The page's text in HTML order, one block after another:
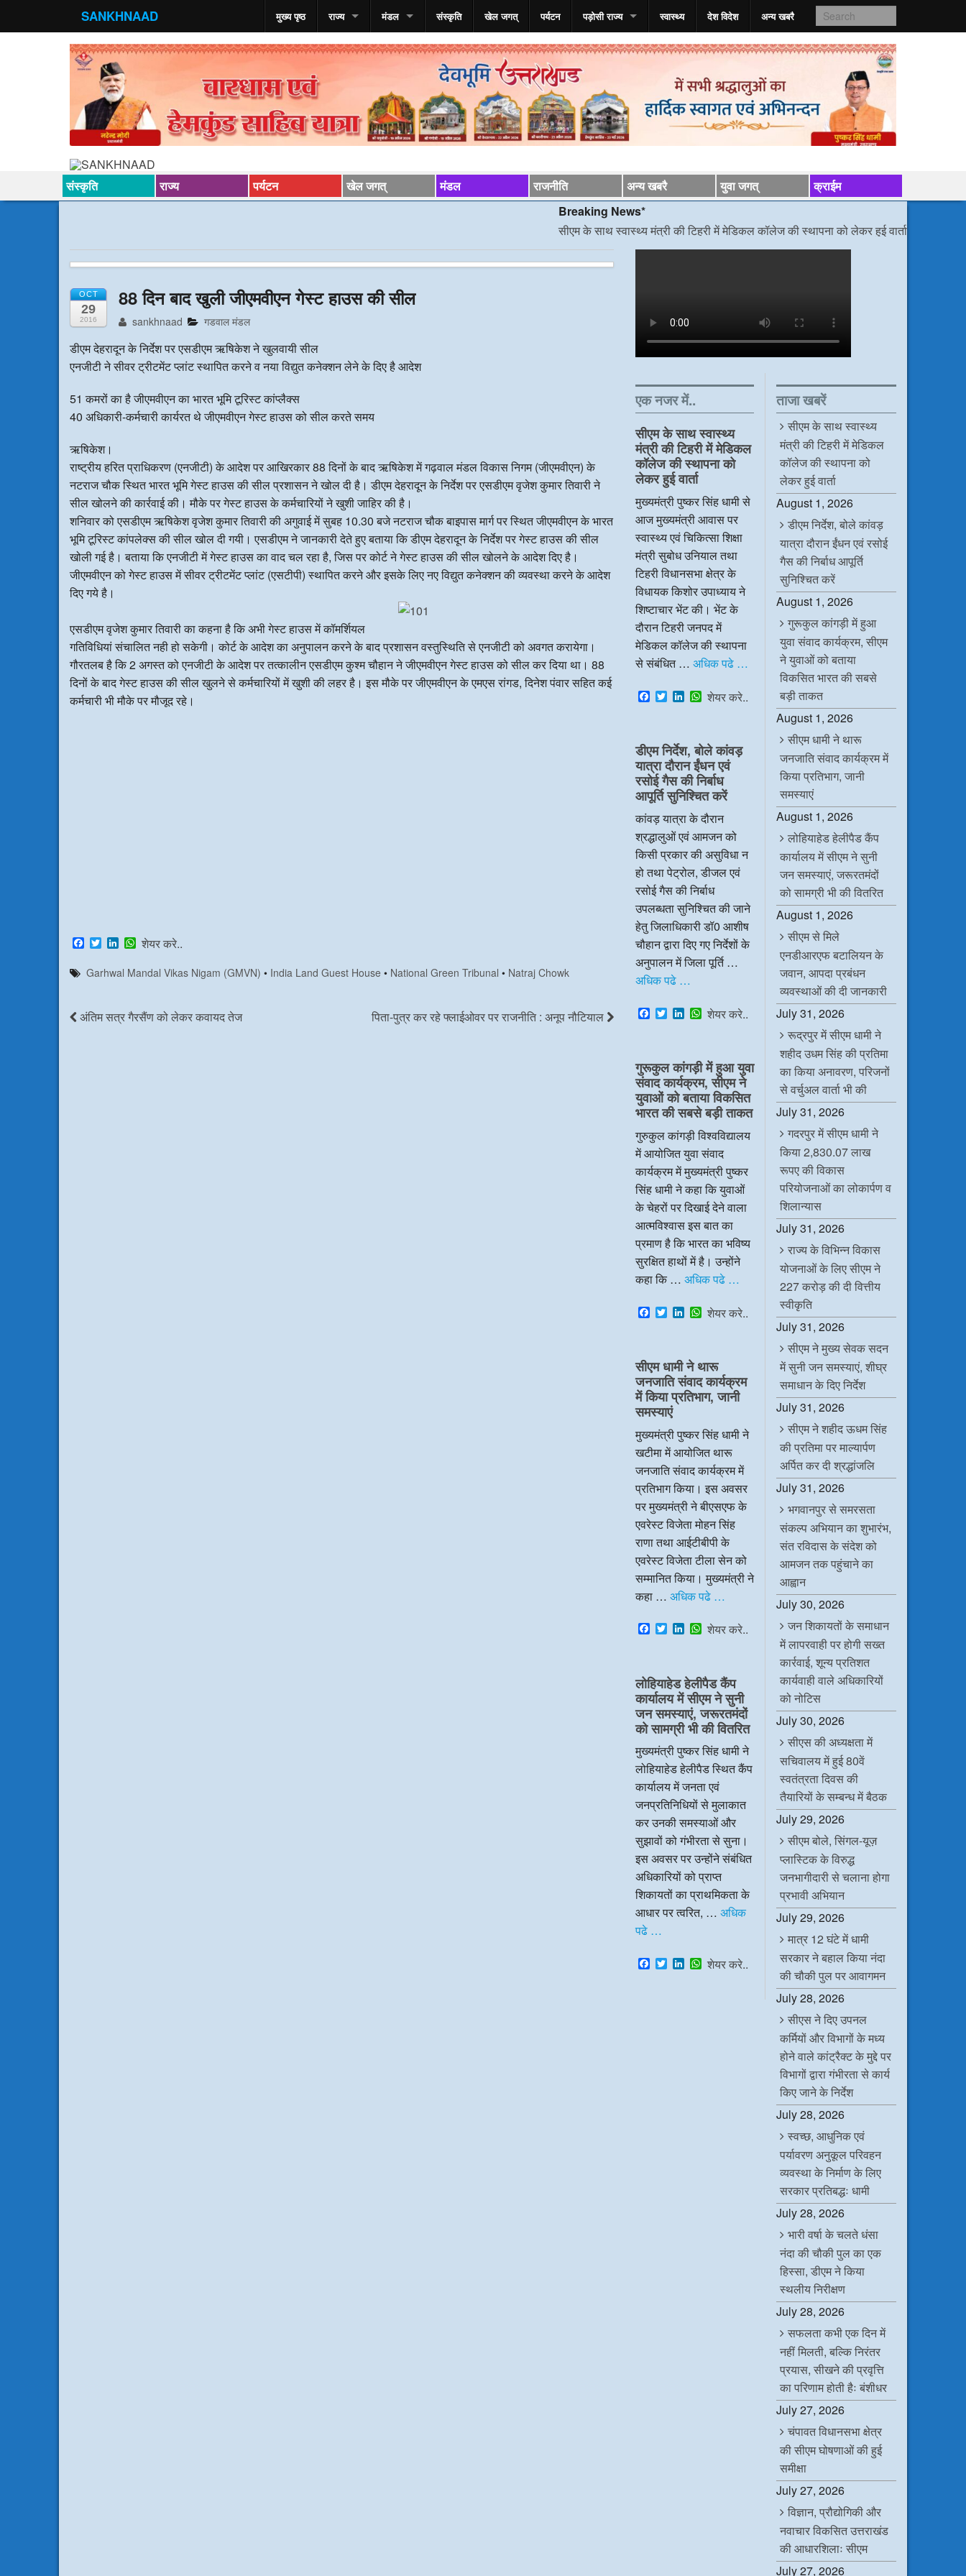
SANKHNAAD मुख्य पृष्ठ राज्य मंडल संस्कृति खेल जगत् पर्यटन पड़ोसी राज्य स्वास्‍थ्य देश विदेश अन्य खबरै
संस्कृति राज्य पर्यटन खेल जगत् मंडल राजनीति अन्य खबरै युवा जगत्
क्राईम
Breaking News*
सीएम के साथ स्वास्थ्य मंत्री की टिहरी में मेडिकल कॉलेज की स्थापना को लेकर हुई वार्ता/*/डीएम निर्देश, बोले
OCT
29
2016
88 दिन बाद खुली जीएमवीएन गेस्ट हाउस की सील
sankhnaad गडवाल मंडल
डीएम देहरादून के निर्देश पर एसडीएम ऋषिकेश ने खुलवायी सील
एनजीटी ने सीवर ट्रीटमेंट प्लांट स्थापित करने व नया विद्युत कनेक्शन लेने के दिए है आदेश
51 कमरों का है जीएमवीएन का भारत भूमि टूरिस्ट कांप्लैक्स
40 अधिकारी-कर्मचारी कार्यरत थे जीएमवीएन गेस्ट हाउस को सील करते समय
ऋषिकेश।
राष्ट्रीय हरित प्राधिकरण (एनजीटी) के आदेश पर आखिरकार 88 दिनों के बाद ऋषिकेश में गढ़वाल मंडल विकास निगम (जीएमवीएन) के
नटराज चौक स्थित भारत भूमि गेस्ट हाउस की सील प्रशासन ने खोल दी है। डीएम देहरादून के निर्देश पर एसडीएम वृजेश कुमार तिवारी ने
सील खोलने की कार्रवाई की। मौके पर गेस्ट हाउस के कर्मचारियों ने खुशी जाहिर की है।
शनिवार को एसडीएम ऋषिकेश वृजेश कुमार तिवारी की अगुवाई में सुबह 10.30 बजे नटराज चौक बाइपास मार्ग पर स्थित जीएमवीएन के भारत
भूमि टूरिस्ट कांपलेक्स की सील खोल दी गयी। एसडीएम ने जानकारी देते हुए बताया कि डीएम देहरादून के निर्देश पर गेस्ट हाउस की सील
खोली गई है। बताया कि एनजीटी में गेस्ट हाउस का वाद चल रहा है, जिस पर कोर्ट ने गेस्ट हाउस की सील खोलने के आदेश दिए है।
जीएमवीएन को गेस्ट हाउस में सीवर ट्रीटमेंट प्लांट (एसटीपी) स्थापित करने और इसके लिए नए विद्युत कनेक्शन की व्यवस्था करने के आदेश
दिए गये है।
एसडीएम वृजेश कुमार तिवारी का कहना है कि अभी गेस्ट हाउस में कॉमर्शियल
गतिविधियां संचालित नही हो सकेगी। कोर्ट के आदेश का अनुपालन करने के बाद प्रशासन वस्तुस्थिति से एनजीटी को अवगत करायेगा।
गौरतलब है कि 2 अगस्त को एनजीटी के आदेश पर तत्कालीन एसडीएम कुश्म चौहान ने जीएमवीएन गेस्ट हाउस को सील कर दिया था। 88
दिनों के बाद गेस्ट हाउस की सील खुलने से कर्मचारियों में खुशी की लहर है। इस मौके पर जीएमवीएन के एमएस रांगड, दिनेश पंवार सहित कई
कर्मचारी भी मौके पर मौजूद रहे।
F
a
c
e
o
k
T
w
t
r
L
n
k
I
n
W
t
p
p
शेयर करे..
Garhwal Mandal Vikas Nigam (GMVN) • India Land Guest House • National Green Tribunal • Natraj Chowk
अंतिम सत्र गैरसैंण को लेकर कवायद तेज पिता-पुत्र कर रहे फ्लाईओवर पर राजनीति : अनूप नौटियाल
एक नजर में..
सीएम के साथ स्वास्थ्य
मंत्री की टिहरी में मेडिकल
कॉलेज की स्थापना को
लेकर हुई वार्ता
मुख्यमंत्री पुष्कर सिंह धामी से
आज मुख्यमंत्री आवास पर
स्वास्थ्य एवं चिकित्सा शिक्षा
मंत्री सुबोध उनियाल तथा
टिहरी विधानसभा क्षेत्र के
विधायक किशोर उपाध्याय ने
शिष्टाचार भेंट की। भेंट के
दौरान टिहरी जनपद में
मेडिकल कॉलेज की स्थापना
से संबंधित … अधिक पढे …
F
a
o
o
k
T
w
t
e
r
L
i
d
I
n
W
h
s
A
p
p
शेयर करे..
डीएम निर्देश, बोले कांवड़
यात्रा दौरान ईंधन एवं
रसोई गैस की निर्बाध
आपूर्ति सुनिश्चित करें
कांवड़ यात्रा के दौरान
श्रद्धालुओं एवं आमजन को
किसी प्रकार की असुविधा न
हो तथा पेट्रोल, डीजल एवं
रसोई गैस की निर्बाध
उपलब्धता सुनिश्चित की जाने
हेतु जिलाधिकारी डॉ0 आशीष
चौहान द्वारा दिए गए निर्देशों के
अनुपालन में जिला पूर्ति …
अधिक पढे …
F
a
o
o
k
T
w
e
r
L
i
e
d
I
n
W
h
s
A
p
p
शेयर करे..
गुरूकुल कांगड़ी में हुआ युवा
संवाद कार्यक्रम, सीएम ने
युवाओं को बताया विकसित
भारत की सबसे बड़ी ताकत
गुरुकुल कांगड़ी विश्वविद्यालय
में आयोजित युवा संवाद
कार्यक्रम में मुख्यमंत्री पुष्कर
सिंह धामी ने कहा कि युवाओं
के चेहरों पर दिखाई देने वाला
आत्मविश्वास इस बात का
प्रमाण है कि भारत का भविष्य
सुरक्षित हाथों में है। उन्होंने
कहा कि … अधिक पढे …
F
a
o
o
k
T
w
e
r
L
i
e
d
I
n
W
h
A
p
p
शेयर करे..
सीएम धामी ने थारू
जनजाति संवाद कार्यक्रम
में किया प्रतिभाग, जानी
समस्याएं
मुख्यमंत्री पुष्कर सिंह धामी ने
खटीमा में आयोजित थारू
जनजाति संवाद कार्यक्रम में
प्रतिभाग किया। इस अवसर
पर मुख्यमंत्री ने बीएसएफ के
एवरेस्ट विजेता मोहन सिंह
राणा तथा आईटीबीपी के
एवरेस्ट विजेता टीला सेन को
सम्मानित किया। मुख्यमंत्री ने
कहा … अधिक पढे …
F
a
b
o
o
k
T
w
t
e
r
L
i
e
d
I
n
W
h
s
A
p
p
शेयर करे..
लोहियाहेड हेलीपैड कैंप
कार्यालय में सीएम ने सुनी
जन समस्याएं, जरूरतमंदों
को सामग्री भी की वितरित
मुख्यमंत्री पुष्कर सिंह धामी ने
लोहियाहेड हेलीपैड स्थित कैंप
कार्यालय में जनता एवं
जनप्रतिनिधियों से मुलाकात
कर उनकी समस्याओं और
सुझावों को गंभीरता से सुना।
इस अवसर पर उन्होंने संबंधित
अधिकारियों को प्राप्त
शिकायतों का प्राथमिकता के
आधार पर त्वरित, … अधिक
पढे …
F
a
T
w
L
i
W
h
शेयर करे..
ताजा खबरें
सीएम के साथ स्वास्थ्य
मंत्री की टिहरी में मेडिकल
कॉलेज की स्थापना को
लेकर हुई वार्ता
August 1, 2026
डीएम निर्देश, बोले कांवड़
यात्रा दौरान ईंधन एवं रसोई
गैस की निर्बाध आपूर्ति
सुनिश्चित करें
August 1, 2026
गुरूकुल कांगड़ी में हुआ
युवा संवाद कार्यक्रम, सीएम
ने युवाओं को बताया
विकसित भारत की सबसे
बड़ी ताकत
August 1, 2026
सीएम धामी ने थारू
जनजाति संवाद कार्यक्रम में
किया प्रतिभाग, जानी
समस्याएं
August 1, 2026
लोहियाहेड हेलीपैड कैंप
कार्यालय में सीएम ने सुनी
जन समस्याएं, जरूरतमंदों
को सामग्री भी की वितरित
August 1, 2026
सीएम से मिले
एनडीआरएफ बटालियन के
जवान, आपदा प्रबंधन
व्यवस्थाओं की दी जानकारी
July 31, 2026
रूद्रपुर में सीएम धामी ने
शहीद उधम सिंह की प्रतिमा
का किया अनावरण, परिजनों
से वर्चुअल वार्ता भी की
July 31, 2026
गदरपुर में सीएम धामी ने
किया 2,830.07 लाख
रूपए की विकास
परियोजनाओं का लोकार्पण व
शिलान्यास
July 31, 2026
राज्य के विभिन्न विकास
योजनाओं के लिए सीएम ने
227 करोड़ की दी वित्तीय
स्वीकृति
July 31, 2026
सीएम ने मुख्य सेवक सदन
में सुनी जन समस्याएं, शीघ्र
समाधान के दिए निर्देश
July 31, 2026
सीएम ने शहीद ऊधम सिंह
की प्रतिमा पर माल्यार्पण
अर्पित कर दी श्रद्धांजलि
July 31, 2026
भगवानपुर से समरसता
संकल्प अभियान का शुभारंभ,
संत रविदास के संदेश को
आमजन तक पहुंचाने का
आह्वान
July 30, 2026
जन शिकायतों के समाधान
में लापरवाही पर होगी सख्त
कार्रवाई, शून्य प्रतिशत
कार्यवाही वाले अधिकारियों
को नोटिस
July 30, 2026
सीएस की अध्यक्षता में
सचिवालय में हुई 80वें
स्वतंत्रता दिवस की
तैयारियों के सम्बन्ध में बैठक
July 29, 2026
सीएम बोले, सिंगल-यूज़
प्लास्टिक के विरुद्ध
जनभागीदारी से चलाना होगा
प्रभावी अभियान
July 29, 2026
मात्र 12 घंटे में धामी
सरकार ने बहाल किया नंदा
की चौकी पुल पर आवागमन
July 28, 2026
सीएस ने दिए उपनल
कर्मियों और विभागों के मध्य
होने वाले कांट्रैक्ट के मुद्दे पर
विभागों द्वारा गंभीरता से कार्य
किए जाने के निर्देश
July 28, 2026
स्वच्छ, आधुनिक एवं
पर्यावरण अनुकूल परिवहन
व्यवस्था के निर्माण के लिए
सरकार प्रतिबद्धः धामी
July 28, 2026
भारी वर्षा के चलते धंसा
नंदा की चौकी पुल का एक
हिस्सा, डीएम ने किया
स्थलीय निरीक्षण
July 28, 2026
सफलता कभी एक दिन में
नहीं मिलती, बल्कि निरंतर
प्रयास, सीखने की प्रवृत्ति
का परिणाम होती हैः बंशीधर
July 27, 2026
चंपावत विधानसभा क्षेत्र
की सीएम घोषणाओं की हुई
समीक्षा
July 27, 2026
विज्ञान, प्रौद्योगिकी और
नवाचार विकसित उत्तराखंड
की आधारशिलाः सीएम
July 27, 2026